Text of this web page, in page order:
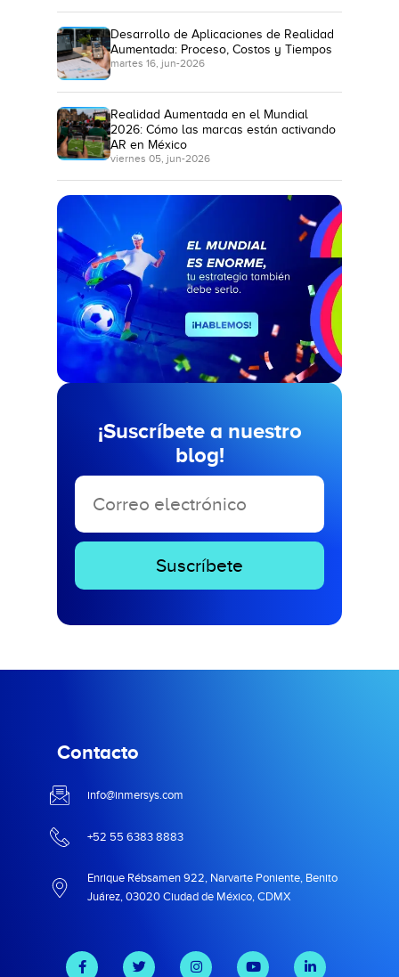
¡Suscríbete a nuestro
blog!
Desarrollo de Aplicaciones de Realidad
Aumentada: Proceso, Costos y Tiempos
martes 16, jun-2026
Realidad Aumentada en el Mundial
2026: Cómo las marcas están activando
AR en México
viernes 05, jun-2026
Contacto
info@inmersys.com
+52 55 6383 8883
Enrique Rébsamen 922, Narvarte Poniente, Benito
Juárez, 03020 Ciudad de México, CDMX